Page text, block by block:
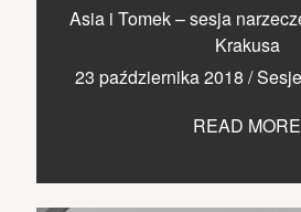
Asia i Tomek – sesja
Krakusa
23 października 2018 /
READ MORE